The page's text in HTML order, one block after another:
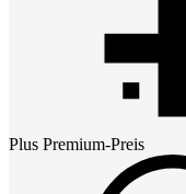
Plus Premium-Preis